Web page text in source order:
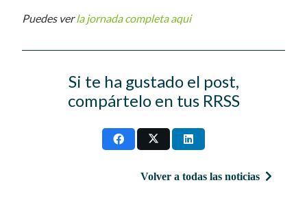
Puedes verla jornada completa aqui
Si te ha gustado el post,
compártelo en tus RRSS
Volver a todas las noticias